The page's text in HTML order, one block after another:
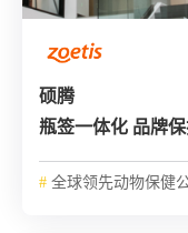
硕腾
瓶签一体化 品牌
# 全球领先动物保健